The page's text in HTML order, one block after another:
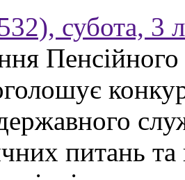
субота, 3
питань та